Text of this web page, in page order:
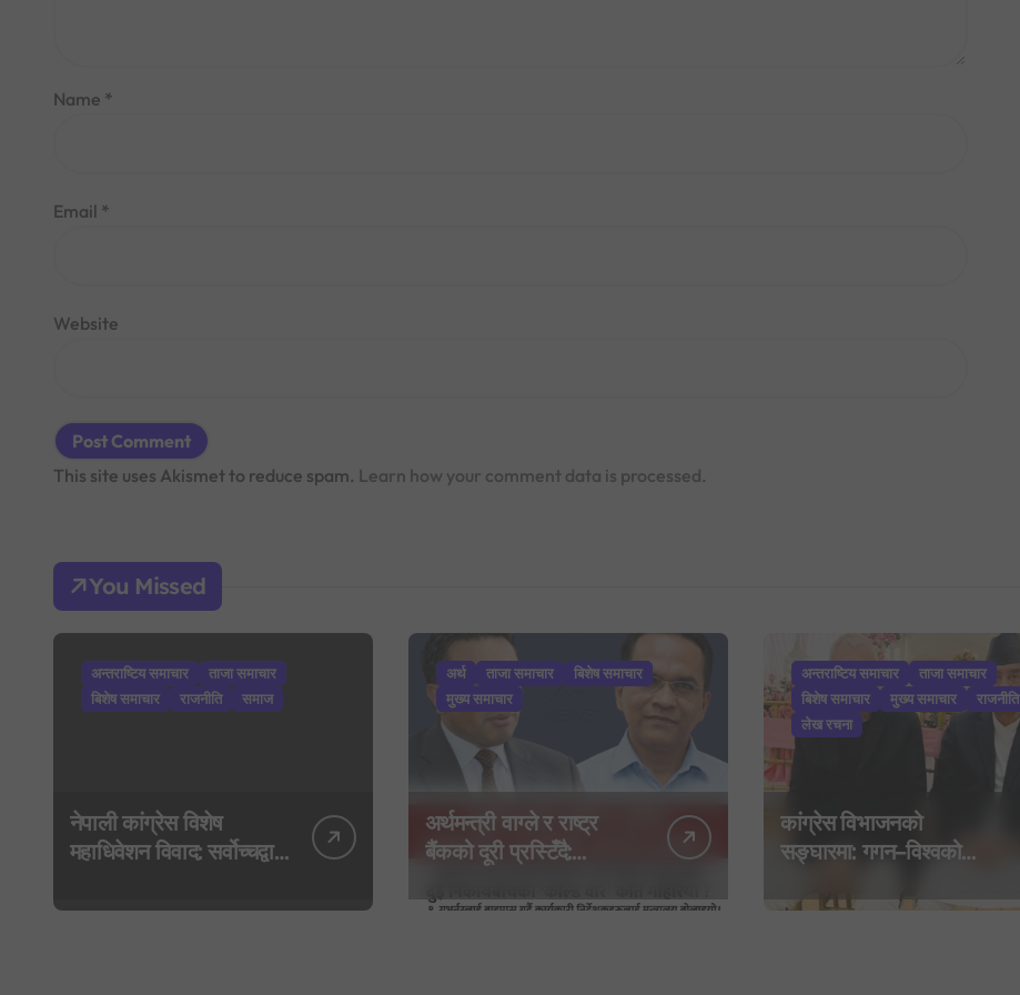
Name *
Email *
Website
This site uses Akismet to reduce spam. Learn how your comment data is processed.
You Missed
अन्तराष्टिय समाचार
ताजा समाचार
बिशेष समाचार
राजनीति समाज
नेपाली कांग्रेस विशेष
महाधिवेशन विवाद: सर्वोच्चद्वारा
आदेश, पुरानो फैसला
अर्थ ताजा समाचार
बिशेष समाचार
मुख्य समाचार
अर्थमन्त्री वाग्ले र राष्ट्र
बैंकको दूरी प्रस्टिँदै:
कार्यकारी निर्देशकहरूलाई
अन्तराष्टिय समाचार
ताजा समाचार
बिशेष समाचार
मुख्य समाचार
राजनीति
लेख रचना
कांग्रेस विभाजनको
सङ्घारमा: गगन–विश्वको
‘शशांक कार्ड’, साउन २९ मा